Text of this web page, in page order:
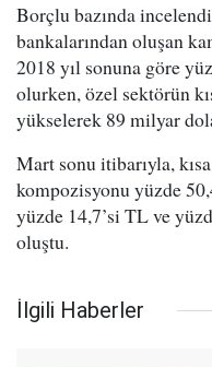
Borçlu bazında
bankalarından oluşan
2018 yıl sonuna göre
olurken, özel sektörün
yükselerek 89 milyar
Mart sonu itibarıyla,
kompozisyonu yüzde
yüzde 14,7’si TL ve
oluştu.
İlgili Haberler